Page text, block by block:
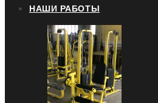
НАШИ РАБОТЫ